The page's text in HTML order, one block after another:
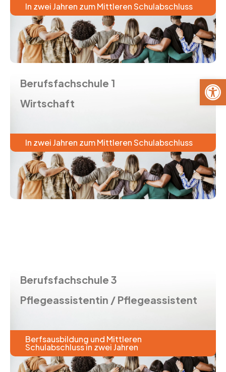
In zwei Jahren zum Mittleren Schulabschluss
Berufsfachschule 1
Wirtschaft
In zwei Jahren zum Mittleren Schulabschluss
Berufsfachschule 3
Pflegeassistentin / Pflegeassistent
Berfsausbildung und Mittleren
Schulabschluss in zwei Jahren